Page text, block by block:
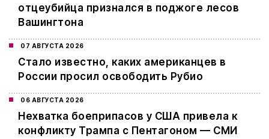
отцеубийца признался в поджоге лесов
Вашингтона
07 АВГУСТА 2026
Стало известно, каких американцев в
России просил освободить Рубио
06 АВГУСТА 2026
Нехватка боеприпасов у США привела к
конфликту Трампа с Пентагоном — СМИ